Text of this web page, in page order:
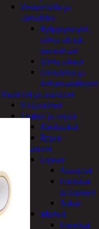
Vesiurheilu ja
uimalelut
Kylpytynnyrit,
uima-altaat,
porealtaat
Uima-altaat
Uimalelut ja
kelluntavälineet
Vaatteet ja asusteet
Heijastimet
Laukut ja reput
Käsilaukut
Reput
Vaatteet
Lapset
Asusteet
Hanskat
ja lapaset
Sukat
Miehet
Hanskat